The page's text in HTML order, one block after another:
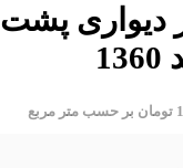
دیواری پشت
تومان بر حسب متر مربع